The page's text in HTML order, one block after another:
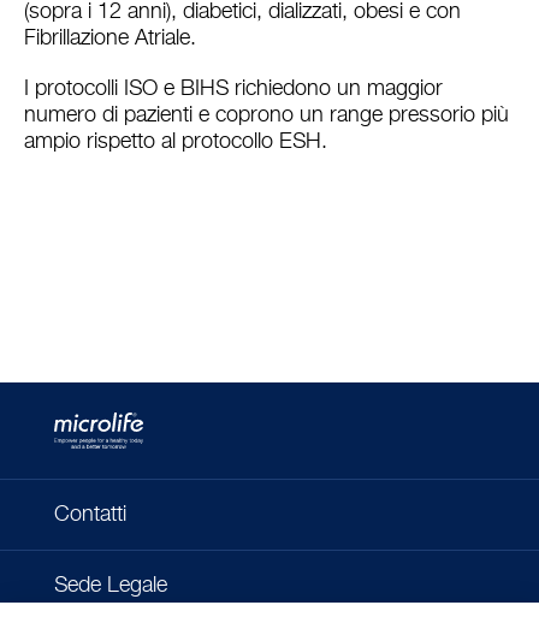
(sopra i 12 anni), diabetici, dializzati, obesi e con
Fibrillazione Atriale.
I protocolli ISO e BIHS richiedono un maggior
numero di pazienti e coprono un range pressorio più
ampio rispetto al protocollo ESH.
Contatti
Sede Legale